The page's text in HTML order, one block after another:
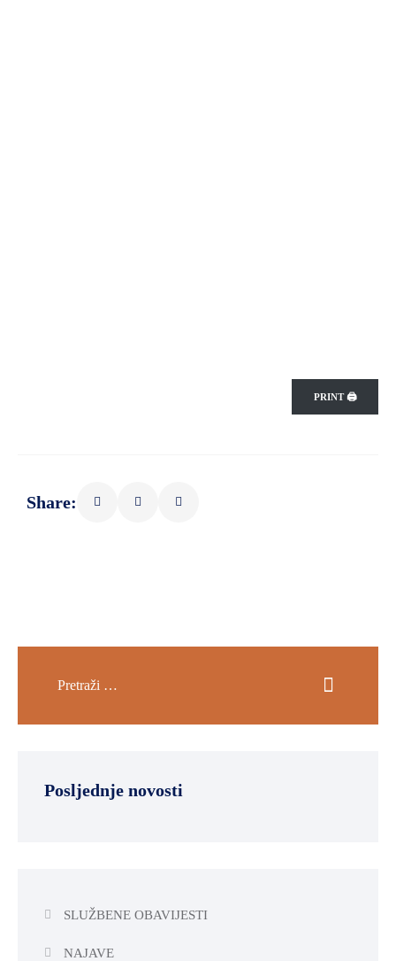
PRINT 🖨
Share:
Posljednje novosti
SLUŽBENE OBAVIJESTI
NAJAVE